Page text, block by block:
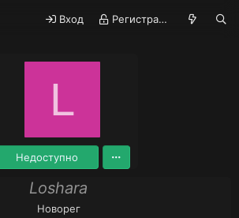
Вход Регистрация
L
Недоступно
Loshara
Новорег